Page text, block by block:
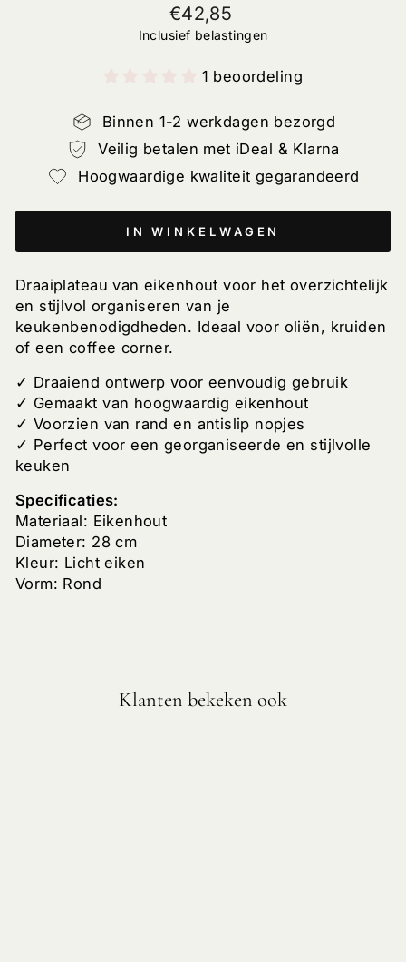
Normale
prijs
€42,85
Inclusief belastingen
1 beoordeling
Binnen 1-2 werkdagen bezorgd
Veilig betalen met iDeal & Klarna
Hoogwaardige kwaliteit gegarandeerd
IN WINKELWAGEN
Draaiplateau van eikenhout voor het overzichtelijk
en stijlvol organiseren van je
keukenbenodigdheden. Ideaal voor oliën, kruiden
of een coffee corner.
✓ Draaiend ontwerp voor eenvoudig gebruik
✓ Gemaakt van hoogwaardig eikenhout
✓ Voorzien van rand en antislip nopjes
✓ Perfect voor een georganiseerde en stijlvolle
keuken
Specificaties:
Materiaal: Eikenhout
Diameter: 28 cm
Kleur: Licht eiken
Vorm: Rond
Klanten bekeken ook